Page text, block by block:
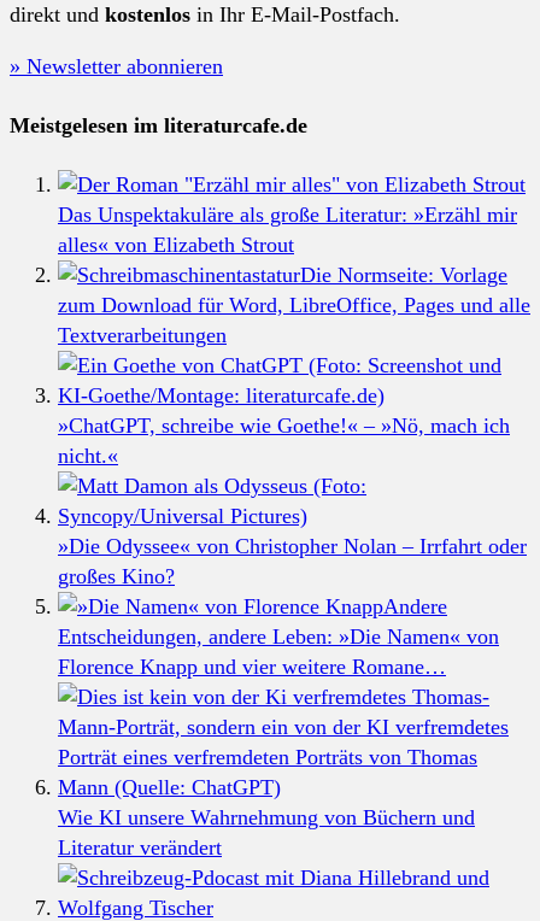
direkt und kostenlos in Ihr E-Mail-Postfach.
» Newsletter abonnieren
Meistgelesen im literaturcafe.de
Das Unspektakuläre als große Literatur: »Erzähl mir
alles« von Elizabeth Strout
Die Normseite: Vorlage
zum Download für Word, LibreOffice, Pages und alle
Textverarbeitungen
»ChatGPT, schreibe wie Goethe!« – »Nö, mach ich
nicht.«
»Die Odyssee« von Christopher Nolan – Irrfahrt oder
großes Kino?
Andere
Entscheidungen, andere Leben: »Die Namen« von
Florence Knapp und vier weitere Romane…
Wie KI unsere Wahrnehmung von Büchern und
Literatur verändert